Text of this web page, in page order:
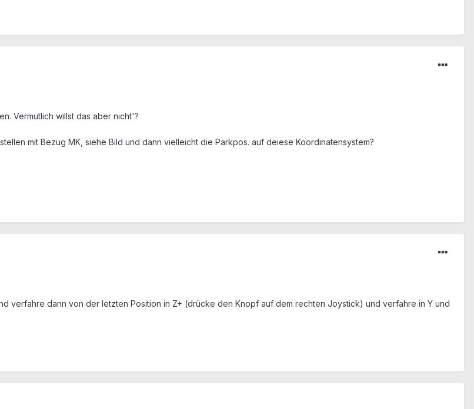
Vermutlich willst das aber nicht'?
mit Bezug MK, siehe Bild und dann vielleicht die Parkpos. auf deiese Koordinatensystem?
verfahre dann von der letzten Position in Z+ (drücke den Knopf auf dem rechten Joystick) und verfahre in Y und